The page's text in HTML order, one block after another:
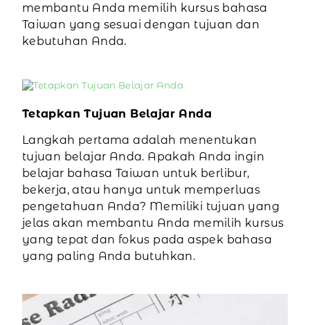
membantu Anda memilih kursus bahasa
Taiwan yang sesuai dengan tujuan dan
kebutuhan Anda.
Tetapkan Tujuan Belajar Anda
Langkah pertama adalah menentukan
tujuan belajar Anda. Apakah Anda ingin
belajar bahasa Taiwan untuk berlibur,
bekerja, atau hanya untuk memperluas
pengetahuan Anda? Memiliki tujuan yang
jelas akan membantu Anda memilih kursus
yang tepat dan fokus pada aspek bahasa
yang paling Anda butuhkan.